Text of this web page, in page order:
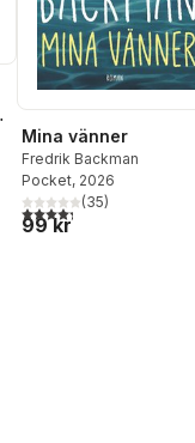
Mina vänner
Fredrik Backman
Pocket, 2026
4,3utav 5 stjärnor. Totalt
(35)
99 kr